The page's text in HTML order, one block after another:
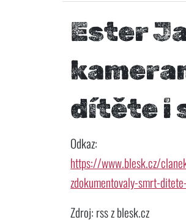
Ester
dítěte i
Odkaz:
https://www.blesk.cz/
zdokumentovaly-smrt-
Zdroj: rss z blesk.cz